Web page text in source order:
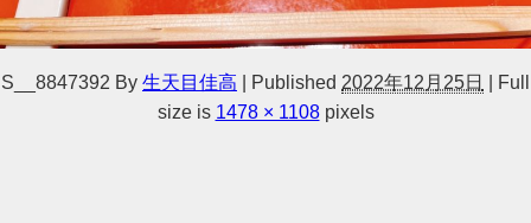
S__8847392 By 生天目佳高 Published 2022年12月25日
Full
size is 1478 × 1108pixels